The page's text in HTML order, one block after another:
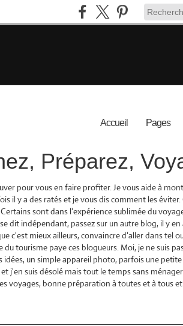
Accueil Pages
Préparez,
pour vous en faire profiter. Je vous aide à
il y a des ratés et je vous dis comment les
sont dans l'expérience sublimée du
dit indépendant, passez sur un autre blog, il y
c'est mieux ailleurs, convaincre d'aller dans tel
tourisme paye ces blogueurs. Moi, je ne suis
un simple appareil photo, parfois une
j'en suis désolé mais tout le temps sans
voyages, bonne préparation à toutes et à tous